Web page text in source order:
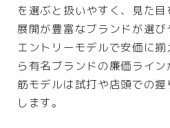
を選ぶと扱いやすく、見た
展開が豊富なブランドが選
エントリーモデルで安価に
ら有名ブランドの廉価ライ
筋モデルは試打や店頭での
します。